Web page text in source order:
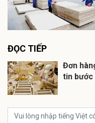
ĐỌC TIẾP
Đơn
tin bước